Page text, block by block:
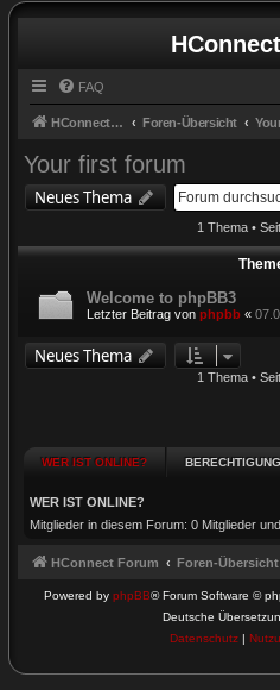
FAQ
HConnect Forum Foren-Übersicht
Your first forum
Neues Thema
1 Thema •
Welcome to phpBB3
Letzter Beitrag von phpbb «
Neues Thema
1 Thema •
WER IST ONLINE?
WER IST ONLINE?
Mitglieder in diesem Forum: 0 Mitglieder
HConnect Forum Foren-Übersicht
Powered by phpBB® Forum Software ©
Deutsche
Datenschutz|